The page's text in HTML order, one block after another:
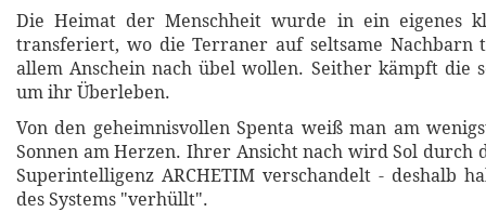
Die Heimat der Menschheit wurde in ein eigenes
transferiert, wo die Terraner auf seltsame Nachbarn
allem Anschein nach übel wollen. Seither kämpft die
um ihr Überleben.
Von den geheimnisvollen Spenta weiß man am
Sonnen am Herzen. Ihrer Ansicht nach wird Sol durch
Superintelligenz ARCHETIM verschandelt - deshalb
des Systems "verhüllt".